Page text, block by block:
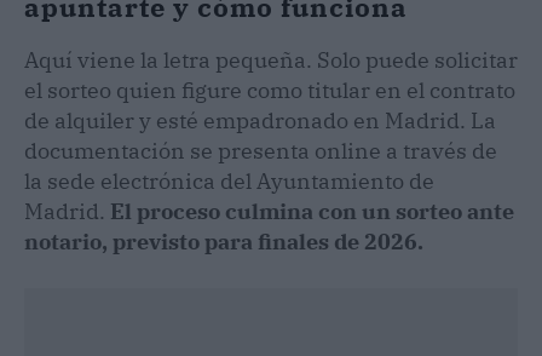
Aquí viene la letra pequeña. Solo puede solicitar
el sorteo quien figure como titular en el contrato
de alquiler y esté empadronado en Madrid. La
documentación se presenta online a través de
la sede electrónica del Ayuntamiento de
Madrid. El proceso culmina con un sorteo ante
notario, previsto para finales de 2026.